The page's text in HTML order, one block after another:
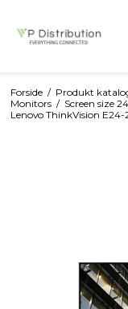
Forside / Produkt
Monitors / Screen size
Lenovo ThinkVision E24-